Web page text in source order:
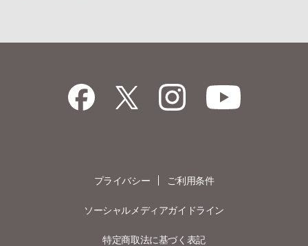
プライバシー ご利用条件
ソーシャルメディアガイドライン
特定商取法に基づく表記